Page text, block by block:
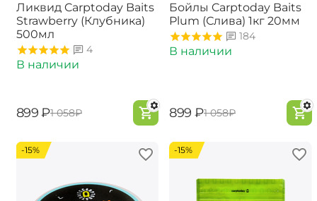
Ликвид Carptoday Baits
Strawberry (Клубника)
500мл
4
В наличии
‍899‍ ₽‍1 058‍₽
Бойлы Carptoday Baits
Plum (Слива) 1кг 20мм
184
В наличии
‍899‍ ₽‍1 058‍₽
-15% -15%